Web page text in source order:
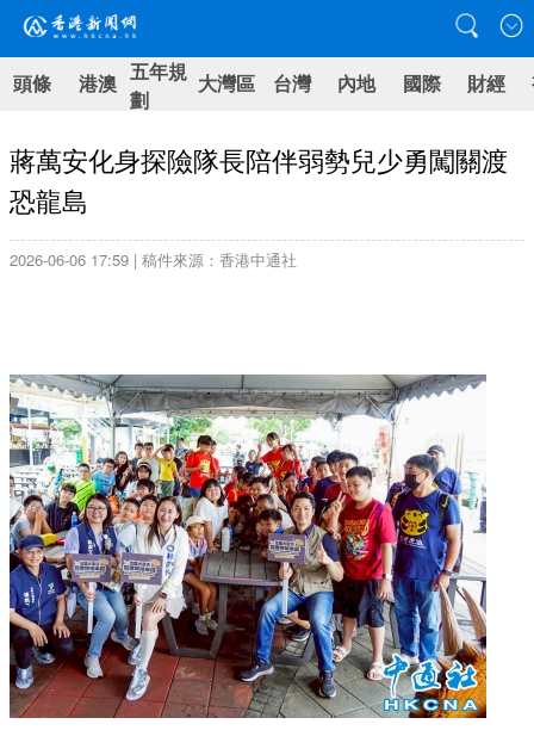
頭條 港澳 五年規
劃
大灣區 台灣 內地 國際 財經
蔣萬安化身探險隊長陪伴弱勢兒少勇闖關渡
恐龍島
2026-06-06 17:59 | 稿件來源：香港中通社